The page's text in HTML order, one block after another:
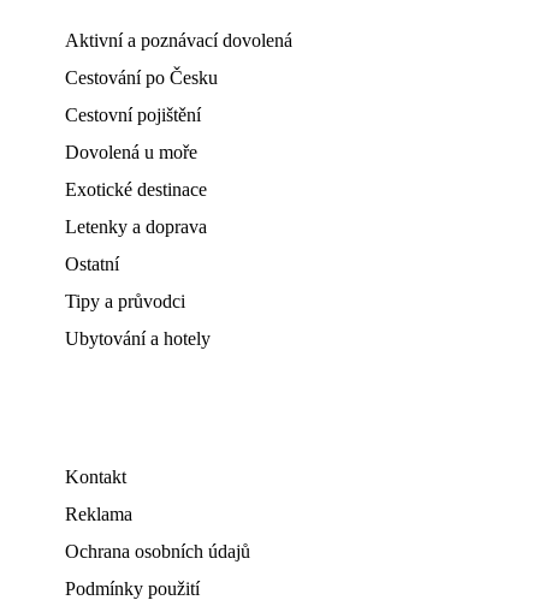
Aktivní a poznávací dovolená
Cestování po Česku
Cestovní pojištění
Dovolená u moře
Exotické destinace
Letenky a doprava
Ostatní
Tipy a průvodci
Ubytování a hotely
Kontakt
Reklama
Ochrana osobních údajů
Podmínky použití